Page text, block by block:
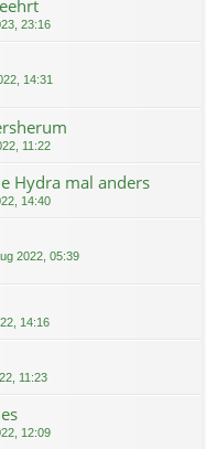
23:16
14:31
11:22
Hydra mal anders
14:40
2022, 05:39
14:16
11:23
12:09